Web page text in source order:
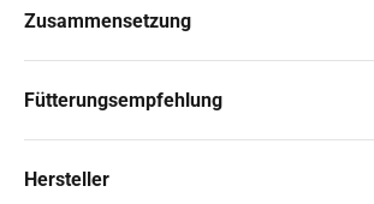
Rinti Kennerfleisch Seefisch 800 g
RINTI Kennerfleisch Kaninchen 800 g
Zusammensetzung
Fütterungsempfehlung
Hersteller